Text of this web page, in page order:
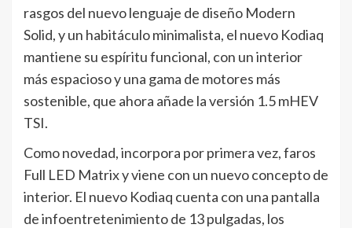
rasgos del nuevo lenguaje de diseño Modern
Solid, y un habitáculo minimalista, el nuevo Kodiaq
mantiene su espíritu funcional, con un interior
más espacioso y una gama de motores más
sostenible, que ahora añade la versión 1.5 mHEV
TSI.
Como novedad, incorpora por primera vez, faros
Full LED Matrix y viene con un nuevo concepto de
interior. El nuevo Kodiaq cuenta con una pantalla
de infoentretenimiento de 13 pulgadas, los